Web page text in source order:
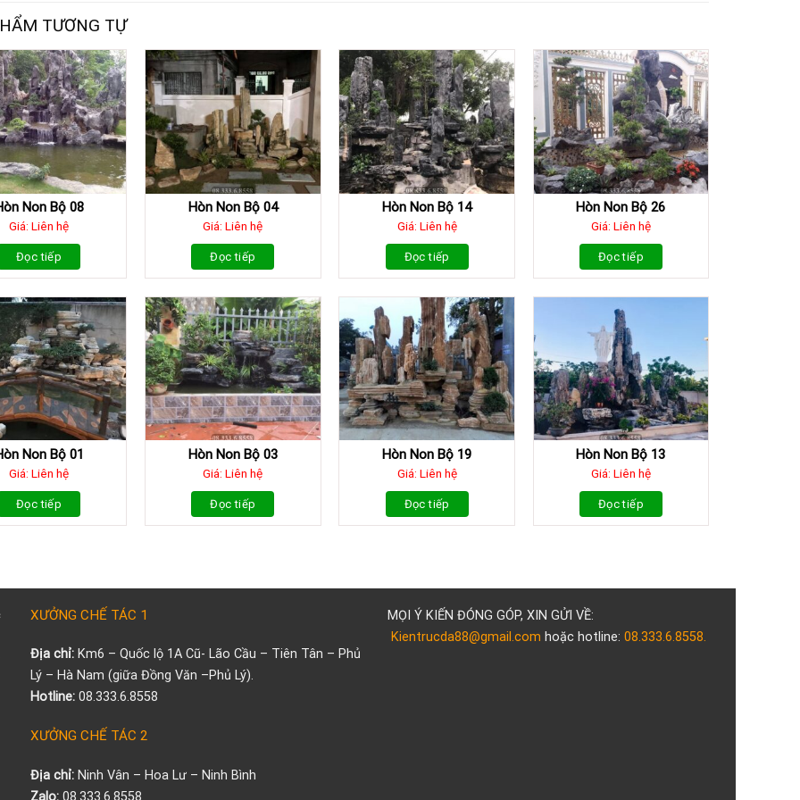
TƯƠNG TỰ
Non Bộ 08
Giá: Liên hệ
Đọc tiếp
Hòn Non Bộ 04
Giá: Liên hệ
Đọc tiếp
Hòn Non Bộ 14
Giá: Liên hệ
Đọc tiếp
Hòn Non Bộ 26
Giá: Liên hệ
Đọc tiếp
Non Bộ 01
Giá: Liên hệ
Đọc tiếp
Hòn Non Bộ 03
Giá: Liên hệ
Đọc tiếp
Hòn Non Bộ 19
Giá: Liên hệ
Đọc tiếp
Hòn Non Bộ 13
Giá: Liên hệ
Đọc tiếp
XƯỞNG CHẾ TÁC 1
Địa chỉ:Km6 – Quốc lộ 1A Cũ- Lão Cầu – Tiên Tân – Phủ
Lý – Hà Nam (giữa Đồng Văn –Phủ Lý).
Hotline: 08.333.6.8558
XƯỞNG CHẾ TÁC 2
Địa chỉ:Ninh Vân – Hoa Lư – Ninh Bình
Zalo: 08.333.6.8558
MỌI Ý KIẾN ĐÓNG GÓP, XIN GỬI VỀ:
Kientrucda88@gmail.com hoặc hotline: 08.333.6.8558.